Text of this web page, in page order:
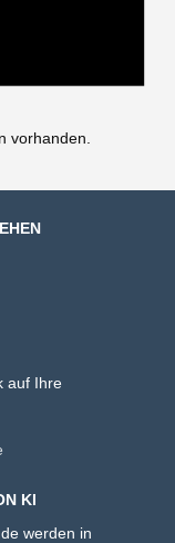
vorhanden.
auf Ihre
KI
werden in